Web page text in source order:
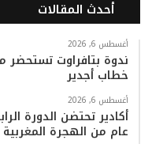
س
ك
ي
ت
أحدث المقالات
أغسطس 6, 2026
ندوة بتافراوت تستحضر
خطاب أجدير
أغسطس 6, 2026
عام من الهجرة المغربية